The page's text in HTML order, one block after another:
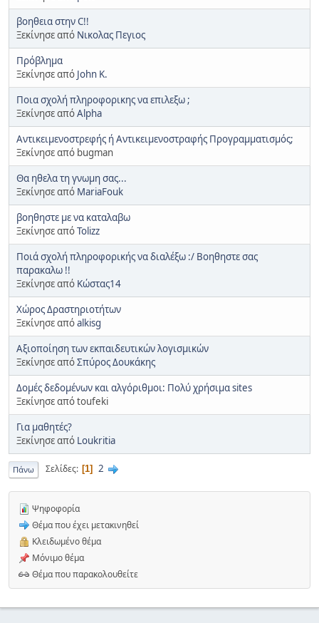
βοηθεια στην C!!
Ξεκίνησε από Νικολας Πεγιος
Πρόβλημα
Ξεκίνησε από John K.
Ποια σχολή πληροφορικης να επιλεξω ;
Ξεκίνησε απόAlpha
Αντικειμενοστρεφής ή Αντικειμενοστραφής Προγραμματισμός;
Ξεκίνησε από bugman
Θα ηθελα τη γνωμη σας...
Ξεκίνησε από MariaFouk
βοηθηστε με να καταλαβω
Ξεκίνησε απόTolizz
Ποιά σχολή πληροφορικής να διαλέξω :/ Βοηθηστε σας
παρακαλω !!
Ξεκίνησε από Κώστας14
Χώρος Δραστηριοτήτων
Ξεκίνησε απόalkisg
Αξιοποίηση των εκπαιδευτικών λογισμικών
Ξεκίνησε απόΣπύρος Δουκάκης
Δομές δεδομένων και αλγόριθμοι: Πολύ χρήσιμα sites
Ξεκίνησε από toufeki
Για μαθητές?
Ξεκίνησε από Loukritia
Πάνω Σελίδες 1 2
Ψηφοφορία
Θέμα που έχει μετακινηθεί
Κλειδωμένο θέμα
Μόνιμο θέμα
Θέμα που παρακολουθείτε